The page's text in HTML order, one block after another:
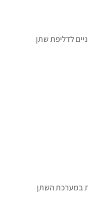
לדליפת שתן
במערכת השתן